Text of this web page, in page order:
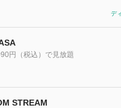
デ
円（税込）で見放題
STREAM